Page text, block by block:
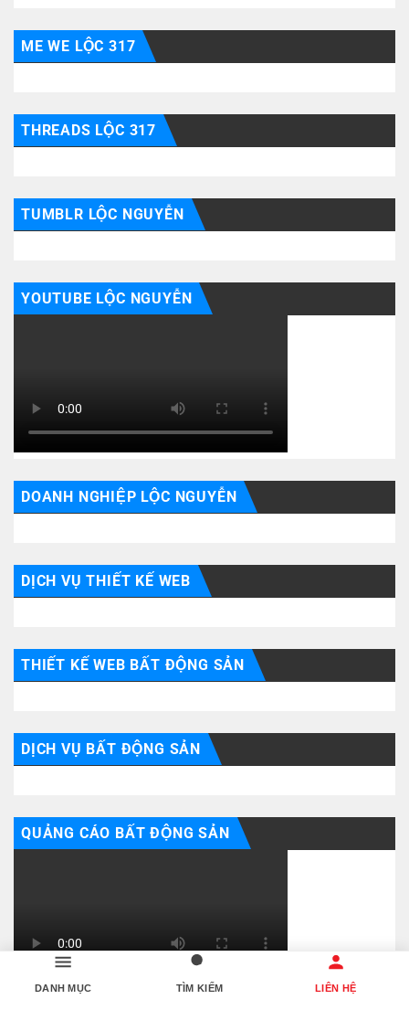
ME WE LỘC 317
THREADS LỘC 317
TUMBLR LỘC NGUYỄN
YOUTUBE LỘC NGUYỄN
DOANH NGHIỆP LỘC NGUYỄN
DỊCH VỤ THIẾT KẾ WEB
THIẾT KẾ WEB BẤT ĐỘNG SẢN
DỊCH VỤ BẤT ĐỘNG SẢN
QUẢNG CÁO BẤT ĐỘNG SẢN
DANH MỤC TÌM KIẾM LIÊN HỆ